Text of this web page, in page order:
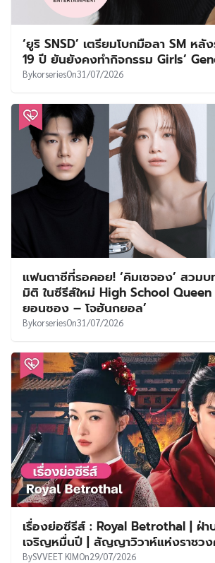
‘ยูริ SNSD’ เตรียมโบกมือลา SM หลั
19 ปี ยันยังคงทำกิจกรรม Girls’
BykorseriesOn31/07/2026
แฟนตาซีที่รอคอย! ‘คิมเซจอง’ สวมบ
มิติ ในซีรีส์ใหม่ High School
ยอนซอง – โจฮันกยอล’
BykorseriesOn31/07/2026
เรื่องย่อซีรีส์ : Royal Betrothal | ฝ่า
เจริญหมื่นปี | สัญญาวิวาห์แห่งราชว
BySVVEET KIMOn29/07/2026